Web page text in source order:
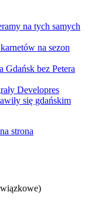
na tych samych
na sezon
bez Petera
Developres
się gdańskim
strona